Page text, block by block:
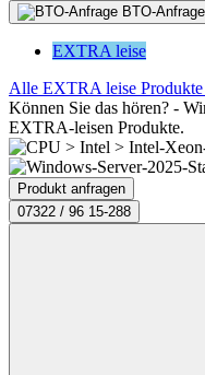
BTO-Anfrage
EXTRA leise
Alle EXTRA leise Produkte
Können Sie das hören? -
EXTRA-leisen Produkte.
Produkt anfragen
07322 / 96 15-288